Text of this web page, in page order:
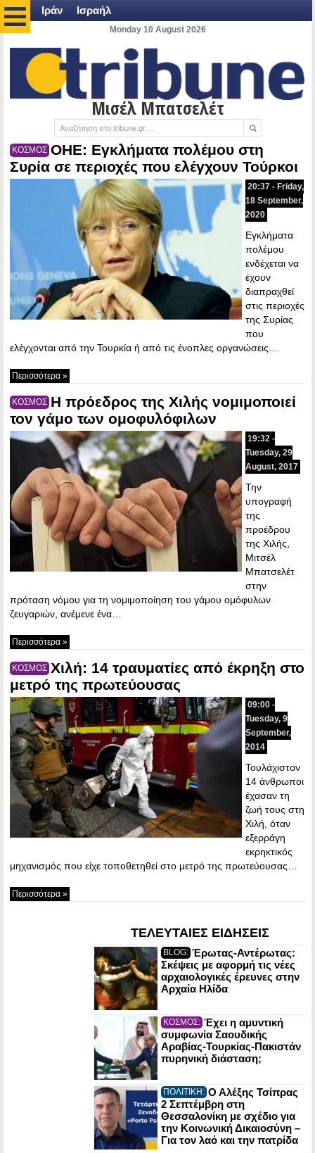
Ιράν Ισραήλ
Monday 10 August 2026
Μισέλ Μπατσελέτ
ΚΟΣΜΟΣ ΟΗΕ: Εγκλήματα πολέμου στη
Συρία σε περιοχές που ελέγχουν Τούρκοι
20:37 - Friday,
18 September,
2020
Εγκλήματα
πολέμου
ενδέχεται να
έχουν
διαπραχθεί
στις περιοχές
της Συρίας
που
ελέγχονται από την Τουρκία ή από τις ένοπλες οργανώσεις…
Περισσότερα »
ΚΟΣΜΟΣ Η πρόεδρος της Χιλής νομιμοποιεί
τον γάμο των ομοφυλόφιλων
19:32 -
Tuesday, 29
August, 2017
Την
υπογραφή
της
προέδρου
της Χιλής,
Μιτσέλ
Μπατσελέτ
στην
πρόταση νόμου για τη νομιμοποίηση του γάμου ομόφυλων
ζευγαριών, ανέμενε ένα…
Περισσότερα »
ΚΟΣΜΟΣ Χιλή: 14 τραυματίες από έκρηξη στο
μετρό της πρωτεύουσας
09:00 -
Tuesday, 9
September,
2014
Τουλάχιστον
14 άνθρωποι
έχασαν τη
ζωή τους στη
Χιλή, όταν
εξερράγη
εκρηκτικός
μηχανισμός που είχε τοποθετηθεί στο μετρό της πρωτεύουσας…
Περισσότερα »
ΤΕΛΕΥΤΑΙΕΣ ΕΙΔΗΣΕΙΣ
BLOG: Έρωτας-Αντέρωτας:
Σκέψεις με αφορμή τις νέες
αρχαιολογικές έρευνες στην
Αρχαία Ηλίδα
ΚΟΣΜΟΣ: Έχει η αμυντική
συμφωνία Σαουδικής
Αραβίας-Τουρκίας-Πακιστάν
πυρηνική διάσταση;
ΠΟΛΙΤΙΚΗ: Ο Αλέξης Τσίπρας
2 Σεπτέμβρη στη
Θεσσαλονίκη με σχέδιο για
την Κοινωνική Δικαιοσύνη –
Για τον λαό και την πατρίδα